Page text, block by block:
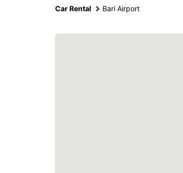
Car Rental Bari Airport